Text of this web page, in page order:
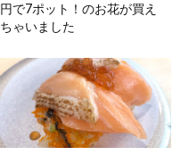
円で7ポット！のお花が買え
ちゃいました